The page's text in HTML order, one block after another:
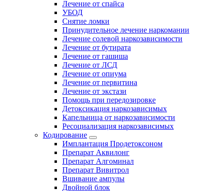
Лечение от спайса
УБОД
Снятие ломки
Принудительное лечение наркомании
Лечение солевой наркозависимости
Лечение от бутирата
Лечение от гашиша
Лечение от ЛСД
Лечение от опиума
Лечение от первитина
Лечение от экстази
Помощь при передозировке
Детоксикация наркозависимых
Капельница от наркозависимости
Ресоциализация наркозависимых
Кодирование
Имплантация Продетоксоном
Препарат Аквилонг
Препарат Алгоминал
Препарат Вивитрол
Вшивание ампулы
Двойной блок